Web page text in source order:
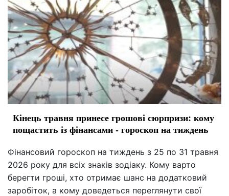
Кінець травня принесе грошові сюрпризи: кому
пощастить із фінансами - гороскоп на тиждень
Фінансовий гороскоп на тиждень з 25 по 31 травня
2026 року для всіх знаків зодіаку. Кому варто
берегти гроші, хто отримає шанс на додатковий
заробіток, а кому доведеться переглянути свої